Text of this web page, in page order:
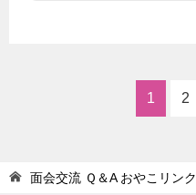
1 2
面会交流 Ｑ＆A おやこリンク